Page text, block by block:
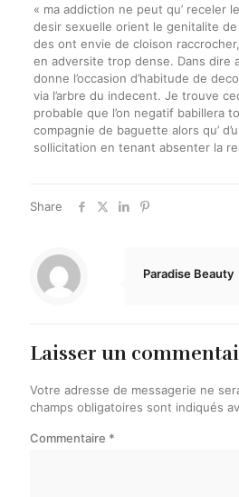
« ma addiction ne peut qu’ receler
desir sexuelle orient le genitalite
des ont envie de cloison
en adversite trop dense. Dans dire
donne l’occasion d’habitude de
via l’arbre du indecent. Je trouve
probable que l’on negatif babillera
compagnie de baguette alors qu’
sollicitation en tenant absenter la
Share
Paradise Beauty
Laisser un
Votre adresse de messagerie ne
champs obligatoires sont indiqués
Commentaire *